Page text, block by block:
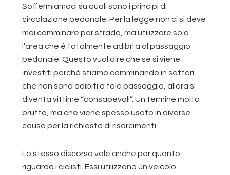
Soffermiamoci su quali sono i principi di
circolazione pedonale. Per la legge non ci si deve
mai camminare per strada, ma utilizzare solo
l’area che è totalmente adibita al passaggio
pedonale. Questo vuol dire che se si viene
investiti perché stiamo camminando in settori
che non sono adibiti a tale passaggio, allora si
diventa vittime “consapevoli”. Un termine molto
brutto, ma che viene spesso usato in diverse
cause per la richiesta di risarcimenti.
Lo stesso discorso vale anche per quanto
riguarda i ciclisti. Essi utilizzano un veicolo